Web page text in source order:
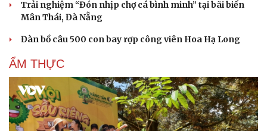
Du lịch
Podcast
Trải nghiệm “Đón nhịp chợ cá bình minh” tại bãi biển
Mân Thái, Đà Nẵng
Đàn bồ câu 500 con bay rợp công viên Hoa Hạ Long
ẨM THỰC